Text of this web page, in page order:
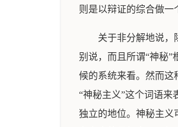
则是以辩证的综合做一
关于非分解地说，
别说，而且所谓“神秘
候的系统来看。然而这
“神秘主义”这个词语来
独立的地位。神秘主义